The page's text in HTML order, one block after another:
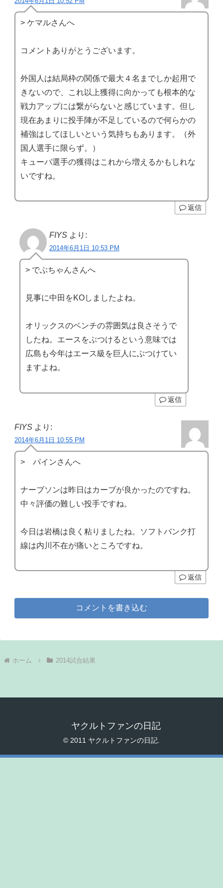
> ケマルさんへ
コメントありがとうございます。
外国人は結局枠の関係で最大４名までしか起用で
きないので、これ以上獲得に向かっても根本的な
戦力アップには繋がらないと感じています。但し
現在あまりに投手陣が不足しているので何らかの
補強はしてほしいという気持ちもあります。（外
国人選手に限らず。）
キューバ選手の獲得はこれから増えるかもしれな
いですね。
返信
FIYS より:
2014年6月1日 10:53 PM
> でぶちゃんさんへ
見事に中田をKOしましたよね。
オリックスのベンチの雰囲気は良さそうで
したね。エースをぶつけるという意味では
広島も今年はエース級を巨人にぶつけてい
ますよね。
返信
FIYS より:
2014年6月1日 10:55 PM
> パインさんへ
ナーブソンは昨日はカーブが良かったのですね。
中々評価の難しい投手ですね。
今日は岩橋は良く粘りましたね。ソフトバンク打
線は内川不在が痛いところですね。
返信
コメントを書き込む
ホーム 2014試合結果
ヤクルトファンの日記
© 2011 ヤクルトファンの日記.